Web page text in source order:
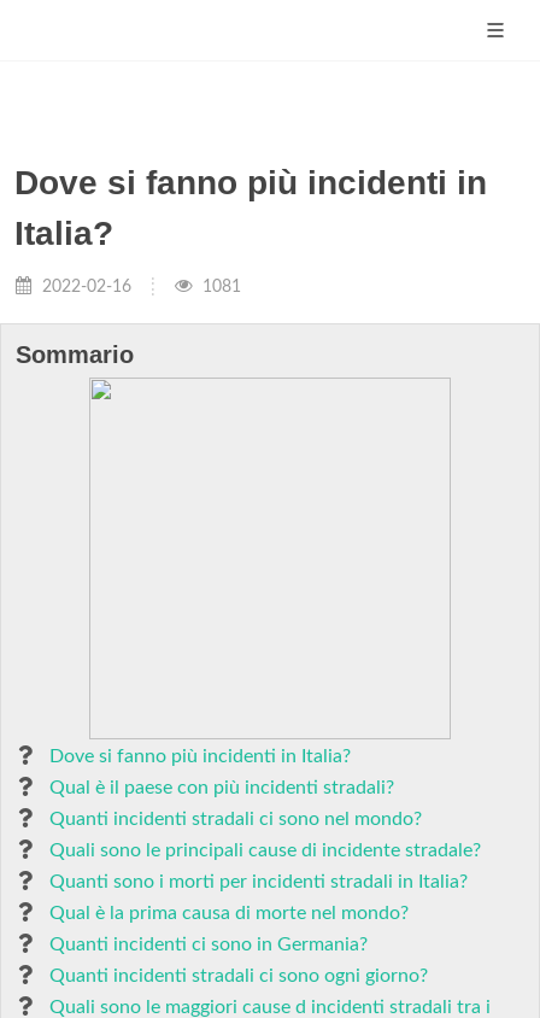
Dove si fanno più incidenti in
Italia?
2022-02-16 1081
Sommario
Dove si fanno più incidenti in Italia?
Qual è il paese con più incidenti stradali?
Quanti incidenti stradali ci sono nel mondo?
Quali sono le principali cause di incidente stradale?
Quanti sono i morti per incidenti stradali in Italia?
Qual è la prima causa di morte nel mondo?
Quanti incidenti ci sono in Germania?
Quanti incidenti stradali ci sono ogni giorno?
Quali sono le maggiori cause d incidenti stradali tra i